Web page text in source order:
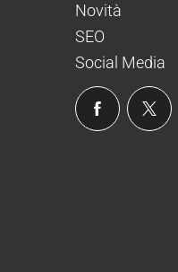
Novità
SEO
Social Media